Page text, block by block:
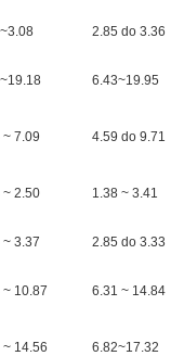
2.85 do 3.36
6.43~19.95
~ 7.09 4.59 do 9.71
~ 2.50 1.38 ~ 3.41
~ 3.37 2.85 do 3.33
~ 10.87 6.31 ~ 14.84
~ 14.56 6.82~17.32